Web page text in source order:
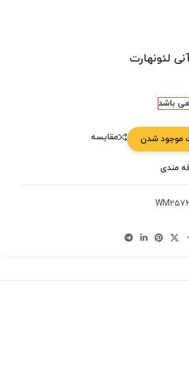
لئونهارت
باشد
موجود شدن مقایسه
مندی
WM2576